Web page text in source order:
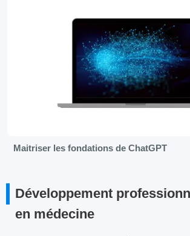
Maitriser les fondations de ChatGPT
Développement
en médecine